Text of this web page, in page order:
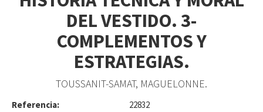
DEL VESTIDO. 3-
COMPLEMENTOS Y
ESTRATEGIAS.
TOUSSANIT-SAMAT, MAGUELONNE.
Referencia: 22832